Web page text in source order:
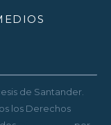
de Santander.
los Derechos